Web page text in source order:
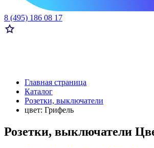
8 (495) 186 08 17
Главная страница
Каталог
Розетки, выключатели
цвет: Грифель
Розетки, выключатели